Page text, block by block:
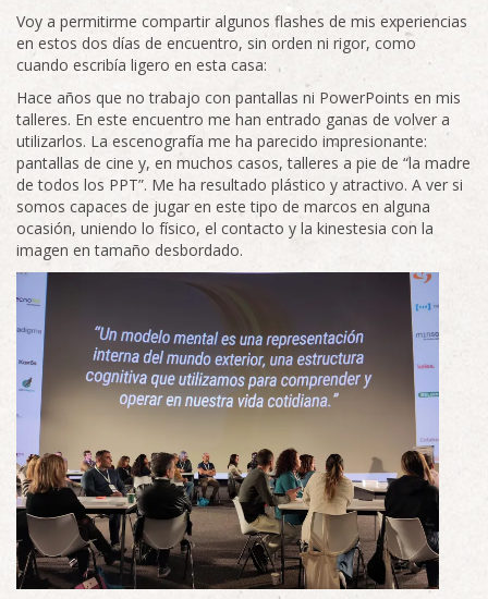
Voy a permitirme compartir algunos flashes de mis experiencias
en estos dos días de encuentro, sin orden ni rigor, como
cuando escribía ligero en esta casa:
Hace años que no trabajo con pantallas ni PowerPoints en mis
talleres. En este encuentro me han entrado ganas de volver a
utilizarlos. La escenografía me ha parecido impresionante:
pantallas de cine y, en muchos casos, talleres a pie de “la madre
de todos los PPT”. Me ha resultado plástico y atractivo. A ver si
somos capaces de jugar en este tipo de marcos en alguna
ocasión, uniendo lo físico, el contacto y la kinestesia con la
imagen en tamaño desbordado.